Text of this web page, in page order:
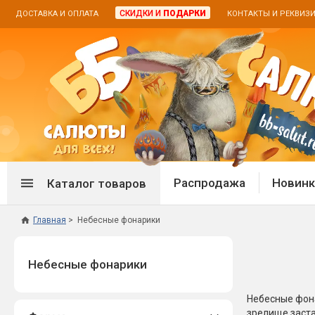
ДОСТАВКА И ОПЛАТА СКИДКИ И ПОДАРКИ КОНТАКТЫ И
Каталог товаров
Распродажа фейерверков
Распродажа
Главная Небесные фонарики
Небесные фонарики
Небесные